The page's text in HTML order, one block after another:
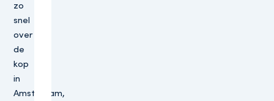
zo
snel
over
de
kop
in
Amsterdam,